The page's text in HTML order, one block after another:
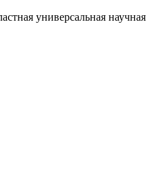
универсальная научная